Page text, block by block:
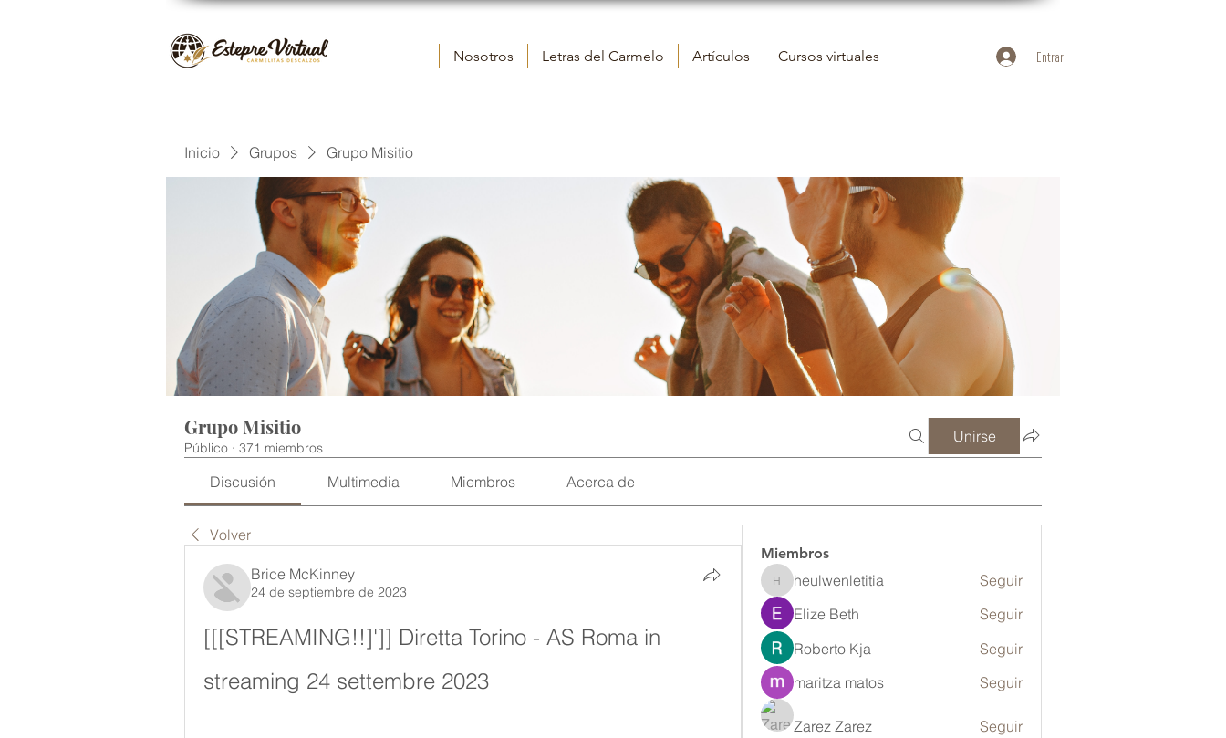
Nosotros Letras del Carmelo Artículos Cursos virtuales Entrar
Inicio Grupos Grupo Misitio
Grupo Misitio
Público · 371 miembros
Unirse
Discusión Multimedia Miembros Acerca de
Volver
Brice McKinney
24 de septiembre de 2023
[[[STREAMING!!]']] Diretta Torino - AS Roma in
streaming 24 settembre 2023
Miembros
heulwenletitia
heulwenletitia
Seguir
Elize Beth
Seguir
Roberto Kja
Seguir
maritza matos
Seguir
Zarez Zarez Seguir